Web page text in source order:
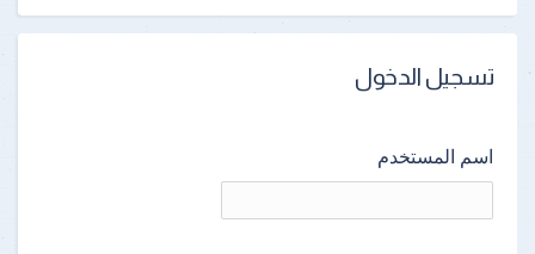
تسجيل الدخول
اسم المستخدم